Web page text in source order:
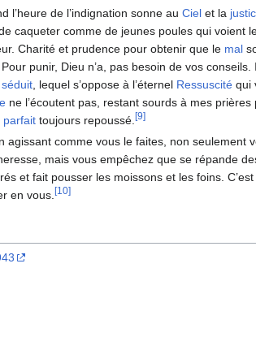
l’heure de l’indignation sonne auCiel et la
caqueter comme de jeunes poules qui voient
Charité et prudence pour obtenir que le mal
Pour punir, Dieu n’a, pas besoin de vos
séduit, lequel s’oppose à l’éternel Ressuscité qui
ne l’écoutent pas, restant sourds à mes
parfait toujours repoussé.[9]
agissant comme vous le faites, non seulement
mais vous empêchez que se répande
et fait pousser les moissons et les foins.
en vous.[10]